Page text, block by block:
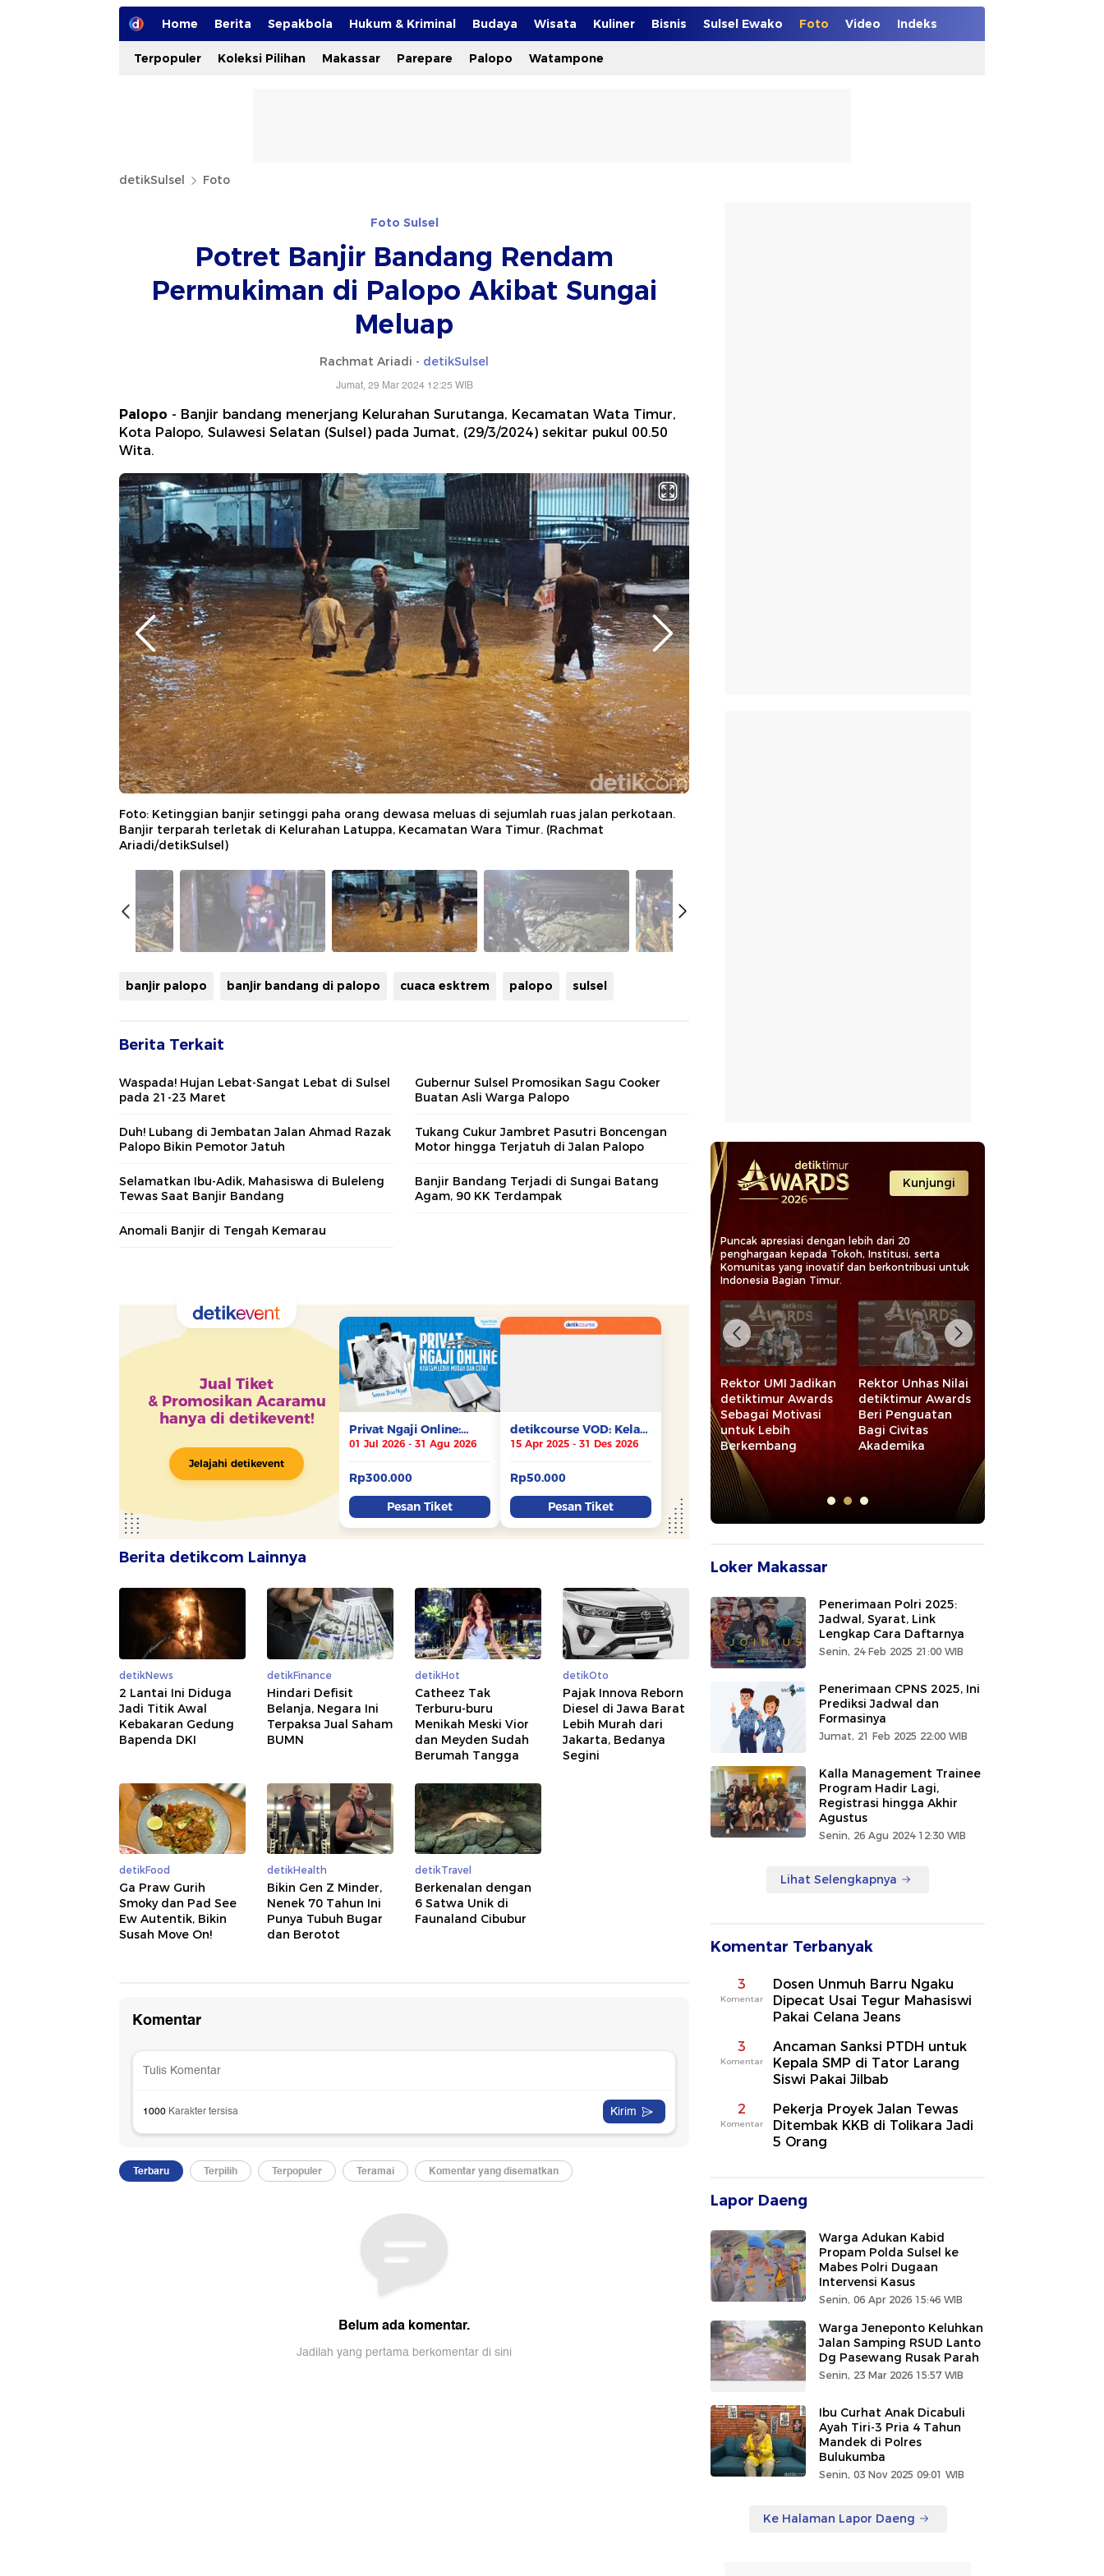
Home Berita Sepakbola Hukum & Kriminal Budaya Wisata Kuliner Bisnis Sulsel Ewako Foto Video Indeks
Terpopuler Koleksi Pilihan Makassar Parepare Palopo Watampone
detikSulsel Foto
Foto Sulsel
Potret Banjir Bandang Rendam
Permukiman di Palopo Akibat Sungai
Meluap
Rachmat Ariadi - detikSulsel
Jumat, 29 Mar 2024 12:25 WIB
Palopo - Banjir bandang menerjang Kelurahan Surutanga, Kecamatan Wata Timur,
Kota Palopo, Sulawesi Selatan (Sulsel) pada Jumat, (29/3/2024) sekitar pukul 00.50
Wita.
Foto: Ketinggian banjir setinggi paha orang dewasa meluas di sejumlah ruas jalan perkotaan.
Banjir terparah terletak di Kelurahan Latuppa, Kecamatan Wara Timur. (Rachmat
Ariadi/detikSulsel)
banjir palopo banjir bandang di palopo cuaca esktrem palopo sulsel
Berita Terkait
Waspada! Hujan Lebat-Sangat Lebat di Sulsel
pada 21-23 Maret
Gubernur Sulsel Promosikan Sagu Cooker
Buatan Asli Warga Palopo
Duh! Lubang di Jembatan Jalan Ahmad Razak
Palopo Bikin Pemotor Jatuh
Tukang Cukur Jambret Pasutri Boncengan
Motor hingga Terjatuh di Jalan Palopo
Selamatkan Ibu-Adik, Mahasiswa di Buleleng
Tewas Saat Banjir Bandang
Banjir Bandang Terjadi di Sungai Batang
Agam, 90 KK Terdampak
Anomali Banjir di Tengah Kemarau
Berita detikcom Lainnya
detikNews
2 Lantai Ini Diduga
Jadi Titik Awal
Kebakaran Gedung
Bapenda DKI
detikFinance
Hindari Defisit
Belanja, Negara Ini
Terpaksa Jual Saham
BUMN
detikHot
Catheez Tak
Terburu-buru
Menikah Meski Vior
dan Meyden Sudah
Berumah Tangga
detikOto
Pajak Innova Reborn
Diesel di Jawa Barat
Lebih Murah dari
Jakarta, Bedanya
Segini
detikFood
Ga Praw Gurih
Smoky dan Pad See
Ew Autentik, Bikin
Susah Move On!
detikHealth
Bikin Gen Z Minder,
Nenek 70 Tahun Ini
Punya Tubuh Bugar
dan Berotot
detikTravel
Berkenalan dengan
6 Satwa Unik di
Faunaland Cibubur
Kunjungi
Puncak apresiasi dengan lebih dari 20
penghargaan kepada Tokoh, Institusi, serta
Komunitas yang inovatif dan berkontribusi untuk
Indonesia Bagian Timur.
Raih detiktimur
Awards, Bupati
Luwu Utara
Optimis Tangani
Kemiskinan
Ekstrem
Walkot Siska
Jadikan detiktimur
Awards Motivasi
untuk Terus
Majukan Kendari
Raih detiktimur
Awards 2026,
Bupati Maros
Apresiasi Pelaku
Ekonomi dan
Dedikasi bagi
Pejuang
Rektor UMI Jadikan
detiktimur Awards
Sebagai Motivasi
untuk Lebih
Berkembang
Rektor Unhas Nilai
detiktimur Awards
Beri Penguatan
Bagi Civitas
Akademika
Loker Makassar
Penerimaan Polri 2025:
Jadwal, Syarat, Link
Lengkap Cara Daftarnya
Senin, 24 Feb 2025 21:00 WIB
Penerimaan CPNS 2025, Ini
Prediksi Jadwal dan
Formasinya
Jumat, 21 Feb 2025 22:00 WIB
Kalla Management Trainee
Program Hadir Lagi,
Registrasi hingga Akhir
Agustus
Senin, 26 Agu 2024 12:30 WIB
Lihat Selengkapnya
Komentar Terbanyak
3
Komentar
Dosen Unmuh Barru Ngaku
Dipecat Usai Tegur Mahasiswi
Pakai Celana Jeans
3
Komentar
Ancaman Sanksi PTDH untuk
Kepala SMP di Tator Larang
Siswi Pakai Jilbab
2
Komentar
Pekerja Proyek Jalan Tewas
Ditembak KKB di Tolikara Jadi
5 Orang
Lapor Daeng
Warga Adukan Kabid
Propam Polda Sulsel ke
Mabes Polri Dugaan
Intervensi Kasus
Senin, 06 Apr 2026 15:46 WIB
Warga Jeneponto Keluhkan
Jalan Samping RSUD Lanto
Dg Pasewang Rusak Parah
Senin, 23 Mar 2026 15:57 WIB
Ibu Curhat Anak Dicabuli
Ayah Tiri-3 Pria 4 Tahun
Mandek di Polres
Bulukumba
Senin, 03 Nov 2025 09:01 WIB
Ke Halaman Lapor Daeng